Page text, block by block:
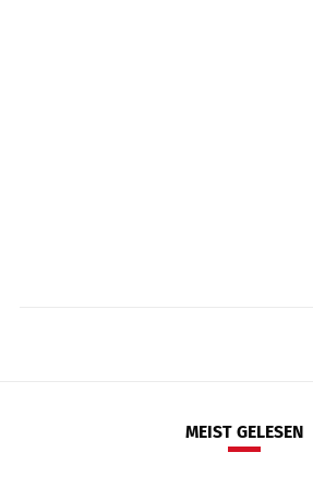
MEIST GELESEN